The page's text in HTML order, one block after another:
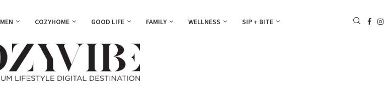
MEN COZYHOME GOOD LIFE FAMILY WELLNESS SIP + BITE